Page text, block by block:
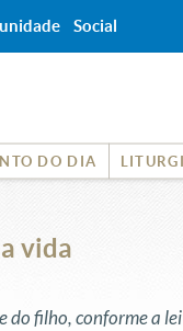
DO DIA
vida
filho, conforme a
Social